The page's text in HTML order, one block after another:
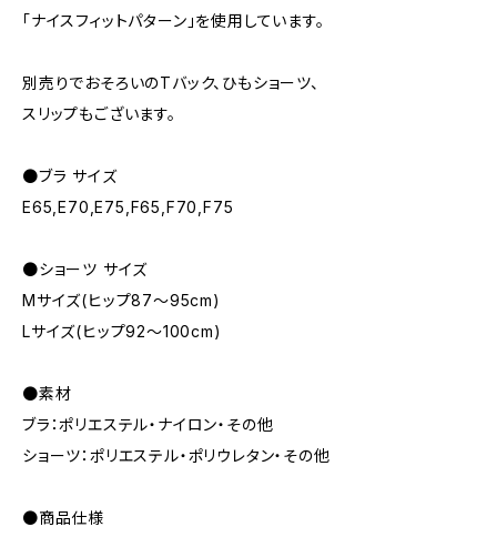
「ナイスフィットパターン」を使用しています。
別売りでおそろいのTバック、ひもショーツ、
スリップもございます。
●ブラ サイズ
E65,E70,E75,F65,F70,F75
●ショーツ サイズ
Mサイズ(ヒップ87～95cm)
Lサイズ(ヒップ92～100cm)
●素材
ブラ：ポリエステル・ナイロン・その他
ショーツ：ポリエステル・ポリウレタン・その他
●商品仕様